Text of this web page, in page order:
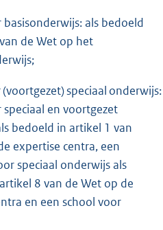
basisonderwijs: als bedoeld
de Wet op het
speciaal
en voortgezet
bedoeld in artikel 1 van
expertise centra, een
speciaal onderwijs als
8 van de Wet op de
en een school voor